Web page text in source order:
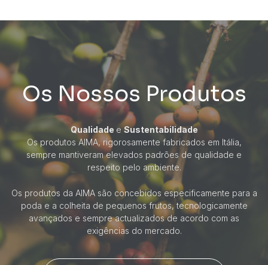
Os Nossos Produtos
Qualidade eSustentabilidade
Os produtos AIMA, rigorosamente fabricados em Itália,
sempre mantiveram elevados padrões de qualidade e
respeito pelo ambiente.
Os produtos da AIMA são concebidos especificamente para a
poda e a colheita de pequenos frutos, tecnologicamente
avançados e sempre actualizados de acordo com as
exigências do mercado.